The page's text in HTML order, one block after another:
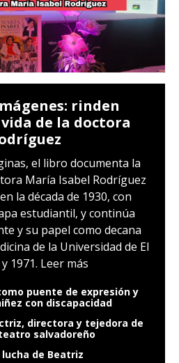
rinden
de la doctora
el libro documenta la
María Isabel Rodríguez
la década de 1930, con
estudiantil, y continúa
y su papel como decana
de la Universidad de El
1971. Leer más
puente de expresión y
con discapacidad
directora y tejedora de
salvadoreño
de Beatriz